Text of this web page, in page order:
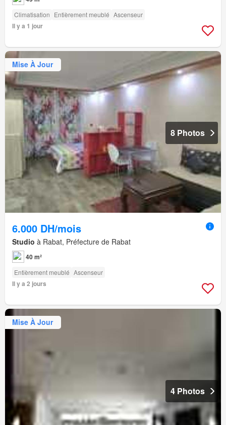
Climatisation Entièrement meublé Ascenseur
Il y a 1 jour
Mise À Jour
8 Photos
6.000 DH/mois
Studio à Rabat, Préfecture de Rabat
40 m²
Entièrement meublé Ascenseur
Il y a 2 jours
Mise À Jour
4 Photos